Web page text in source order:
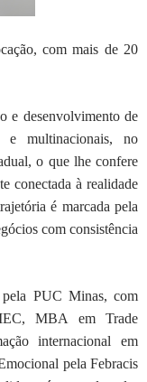
com mais de 20
e desenvolvimento de
e multinacionais, no
o que lhe confere
conectada à realidade
é marcada pela
com consistência
pela PUC Minas, com
MBA em Trade
internacional em
pela Febracis